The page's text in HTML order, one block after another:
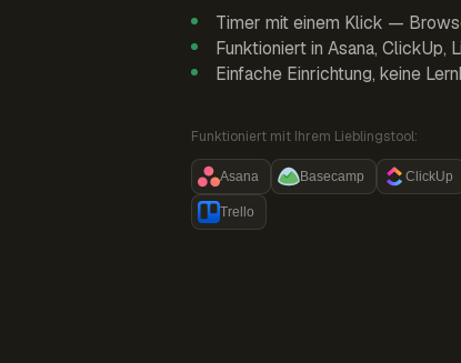
Timer mit einem Klick —
Funktioniert in Asana, ClickUp,
Einfache Einrichtung, keine
Funktioniert mit Ihrem Lieblingstool:
Asana Basecamp ClickUp
Trello